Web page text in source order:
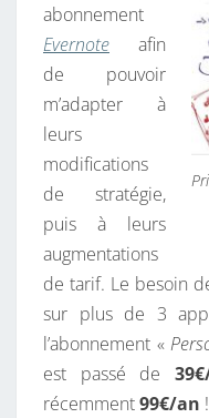
abonnement
Evernote afin
de pouvoir
m’adapter à
leurs
modifications
de stratégie,
puis à leurs
augmentations
de tarif. Le besoin
sur plus de 3
l’abonnement «
est passé de
récemment99€/an !